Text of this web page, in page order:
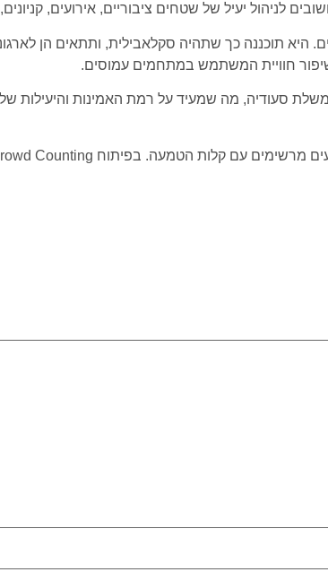
לניהול יעיל של שטחים ציבוריים, אירועים,
תוכננה כך שתהיה סקלאבילית, ותתאים הן
חוויית המשתמש במתחמים עמוסים.
סעודיה, מה שמעיד על רמת האמינות והיעילות